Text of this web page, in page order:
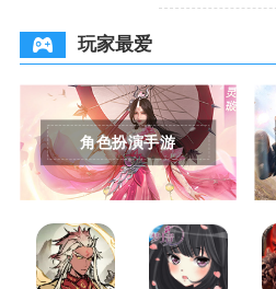
玩家最爱
角色扮演手游